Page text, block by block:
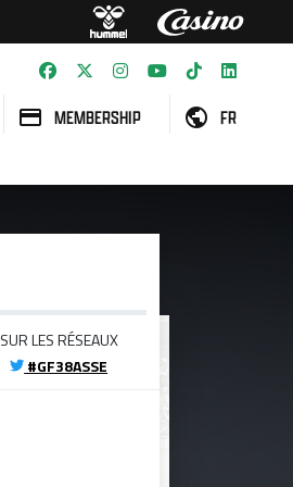
MEMBERSHIP FR
SUR LES RÉSEAUX
#GF38ASSE